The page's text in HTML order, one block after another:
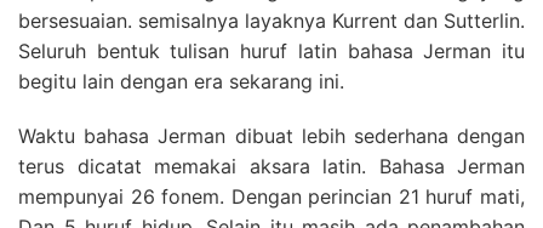
bersesuaian. semisalnya layaknya Kurrent dan Sutterlin.
Seluruh bentuk tulisan huruf latin bahasa Jerman itu
begitu lain dengan era sekarang ini.
Waktu bahasa Jerman dibuat lebih sederhana dengan
terus dicatat memakai aksara latin. Bahasa Jerman
mempunyai 26 fonem. Dengan perincian 21 huruf mati,